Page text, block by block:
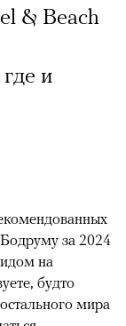
& Beach
и
за 2024
на
будто
мира